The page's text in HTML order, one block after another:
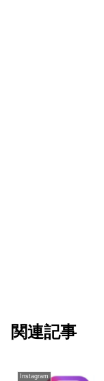
関連記事
Instagram